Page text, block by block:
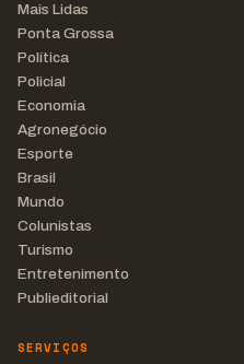
Mais Lidas
Ponta Grossa
Política
Policial
Economia
Agronegócio
Esporte
Brasil
Mundo
Colunistas
Turismo
Entretenimento
Publieditorial
SERVIÇOS